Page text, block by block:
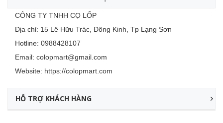
CÔNG TY TNHH CỌ LỐP
Địa chỉ: 15 Lê Hữu Trác, Đông Kinh, Tp Lạng Sơn
Hotline: 0988428107
Email: colopmart@gmail.com
Website: https://colopmart.com
HỖ TRỢ KHÁCH HÀNG